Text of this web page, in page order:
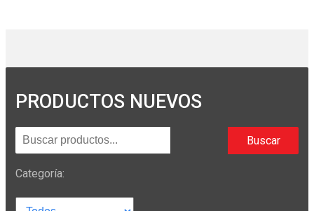
PRODUCTOS NUEVOS
Buscar
Categoría: